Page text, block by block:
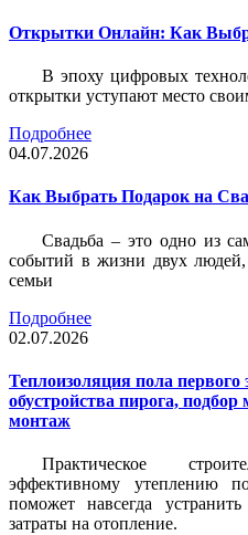
Открытки Онлайн: Как
В эпоху цифровых
открытки уступают место
Подробнее
04.07.2026
Как Выбрать Подарок на
Свадьба – это одно из
событий в жизни двух
семьи
Подробнее
02.07.2026
Теплоизоляция пола
обустройства пирога,
монтаж
Практическое
эффективному утеплению
поможет навсегда
затраты на отопление.